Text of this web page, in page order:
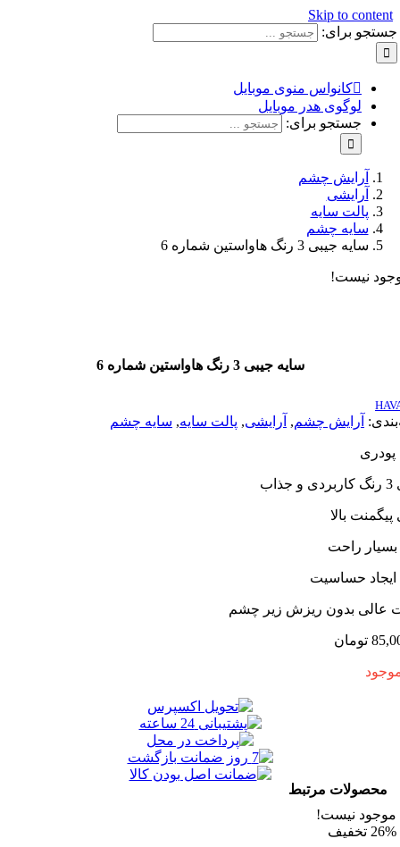
Skip to
برای:
کانواس منوی موبایل
لوگوی هدر موبایل
جستجو برای:
آرایش چشم
آرایشی
پالت سایه
سایه چشم
سایه جیبی 3 رنگ هاواستین شماره 6
نیست!
سایه جیبی 3 رنگ هاواستین شماره 6
آرایش چشم,آرایشی ,پالت سایه ,سایه چشم
بالا
راحت
حساسیت
بدون ریزش زیر چشم
تومان
مرتبط
نیست!